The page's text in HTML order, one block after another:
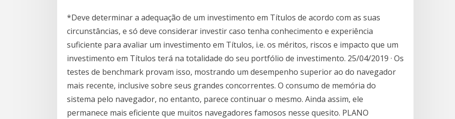
*Deve determinar a adequação de um investimento em Títulos de acordo com as suas
circunstâncias, e só deve considerar investir caso tenha conhecimento e experiência
suficiente para avaliar um investimento em Títulos, i.e. os méritos, riscos e impacto que um
investimento em Títulos terá na totalidade do seu portfólio de investimento. 25/04/2019 · Os
testes de benchmark provam isso, mostrando um desempenho superior ao do navegador
mais recente, inclusive sobre seus grandes concorrentes. O consumo de memória do
sistema pelo navegador, no entanto, parece continuar o mesmo. Ainda assim, ele
permanece mais eficiente que muitos navegadores famosos nesse quesito. PLANO